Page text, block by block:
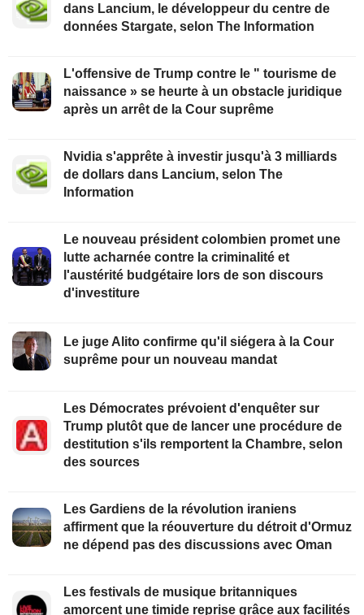
dans Lancium, le développeur du centre de
données Stargate, selon The Information
L'offensive de Trump contre le " tourisme de
naissance » se heurte à un obstacle juridique
après un arrêt de la Cour suprême
Nvidia s'apprête à investir jusqu'à 3 milliards
de dollars dans Lancium, selon The
Information
Le nouveau président colombien promet une
lutte acharnée contre la criminalité et
l'austérité budgétaire lors de son discours
d'investiture
Le juge Alito confirme qu'il siégera à la Cour
suprême pour un nouveau mandat
Les Démocrates prévoient d'enquêter sur
Trump plutôt que de lancer une procédure de
destitution s'ils remportent la Chambre, selon
des sources
Les Gardiens de la révolution iraniens
affirment que la réouverture du détroit d'Ormuz
ne dépend pas des discussions avec Oman
Les festivals de musique britanniques
amorcent une timide reprise grâce aux facilités